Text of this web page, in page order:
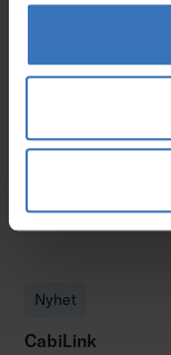
Nyhet
CabiLink